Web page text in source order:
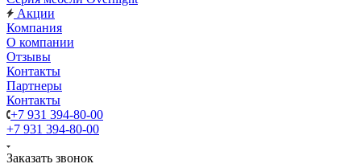
Акции
Компания
О компании
Отзывы
Контакты
Партнеры
Контакты
+7 931 394-80-00
+7 931 394-80-00
Заказать звонок